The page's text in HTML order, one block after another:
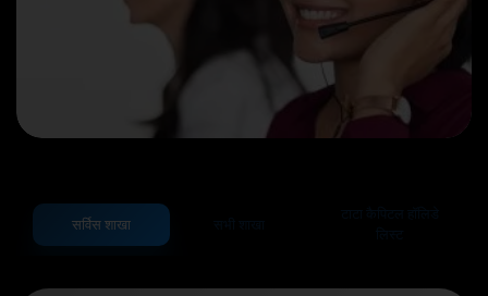
सर्विस शाखा सभी शाखा
टाटा कैपिटल हॉलिडे
लिस्ट